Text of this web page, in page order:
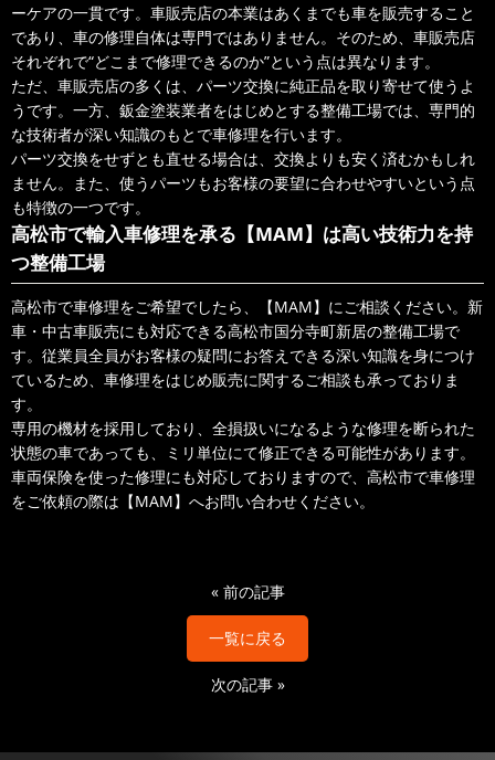
ーケアの一貫です。車販売店の本業はあくまでも車を販売すること
であり、車の修理自体は専門ではありません。そのため、車販売店
それぞれで“どこまで修理できるのか”という点は異なります。
ただ、車販売店の多くは、パーツ交換に純正品を取り寄せて使うよ
うです。一方、鈑金塗装業者をはじめとする整備工場では、専門的
な技術者が深い知識のもとで車修理を行います。
パーツ交換をせずとも直せる場合は、交換よりも安く済むかもしれ
ません。また、使うパーツもお客様の要望に合わせやすいという点
も特徴の一つです。
高松市で輸入車修理を承る【MAM】は高い技術力を持
つ整備工場
高松市で車修理をご希望でしたら、【MAM】にご相談ください。新
車・中古車販売にも対応できる高松市国分寺町新居の整備工場で
す。従業員全員がお客様の疑問にお答えできる深い知識を身につけ
ているため、車修理をはじめ販売に関するご相談も承っておりま
す。
専用の機材を採用しており、全損扱いになるような修理を断られた
状態の車であっても、ミリ単位にて修正できる可能性があります。
車両保険を使った修理にも対応しておりますので、高松市で車修理
をご依頼の際は【MAM】へお問い合わせください。
« 前の記事
一覧に戻る
次の記事»